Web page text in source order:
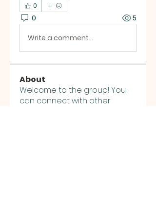
0
0 5
Write a comment...
About
Welcome to the group! You
can connect with other